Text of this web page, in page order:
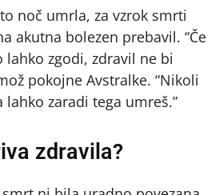
noč umrla, za vzrok smrti
akutna bolezen prebavil. “Če
lahko zgodi, zdravil ne bi
pokojne Avstralke. “Nikoli
zaradi tega umreš.”
zdravila?